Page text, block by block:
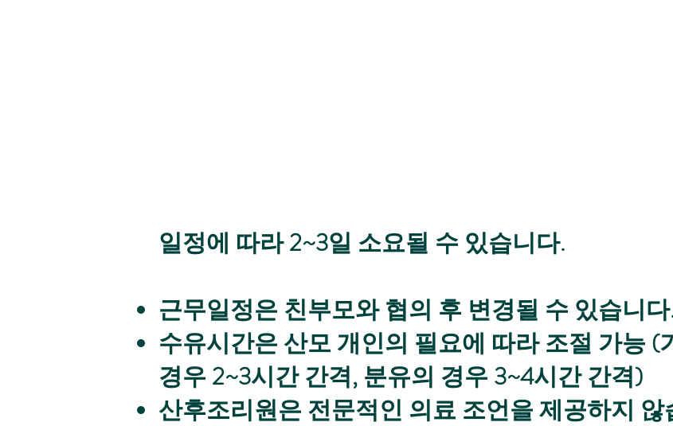
일정에 따라 2~3일 소요될 수 있습니다.
근무일정은 친부모와 협의 후 변경될 수 있습니
수유시간은 산모 개인의 필요에 따라 조절 가능 (
경우 2~3시간 간격, 분유의 경우 3~4시간 간격)
산후조리원은 전문적인 의료 조언을 제공하지